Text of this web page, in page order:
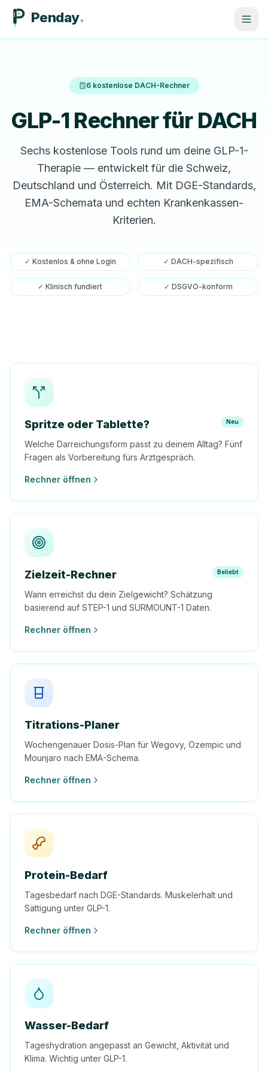
Penday
6 kostenlose DACH-Rechner
GLP-1 Rechner für DACH
Sechs kostenlose Tools rund um deine GLP-1-
Therapie — entwickelt für die Schweiz,
Deutschland und Österreich. Mit DGE-Standards,
EMA-Schemata und echten Krankenkassen-
Kriterien.
✓ Kostenlos & ohne Login ✓ DACH-spezifisch
✓ Klinisch fundiert ✓ DSGVO-konform
Spritze oder Tablette? Neu
Welche Darreichungsform passt zu deinem Alltag? Fünf
Fragen als Vorbereitung fürs Arztgespräch.
Rechner öffnen
Zielzeit-Rechner Beliebt
Wann erreichst du dein Zielgewicht? Schätzung
basierend auf STEP-1 und SURMOUNT-1 Daten.
Rechner öffnen
Titrations-Planer
Wochengenauer Dosis-Plan für Wegovy, Ozempic und
Mounjaro nach EMA-Schema.
Rechner öffnen
Protein-Bedarf
Tagesbedarf nach DGE-Standards. Muskelerhalt und
Sättigung unter GLP-1.
Rechner öffnen
Wasser-Bedarf
Tageshydration angepasst an Gewicht, Aktivität und
Klima. Wichtig unter GLP-1.